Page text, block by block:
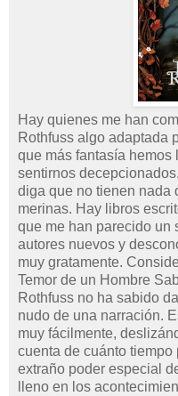
Hay quienes me han
Rothfuss algo adaptada
que más fantasía
sentirnos
diga que no tienen nada
merinas. Hay libros
que me han parecido un
autores nuevos y
muy gratamente.
Temor de un Hombre
Rothfuss no ha sabido
nudo de una narración.
muy fácilmente,
cuenta de cuánto
extraño poder especial
lleno en los